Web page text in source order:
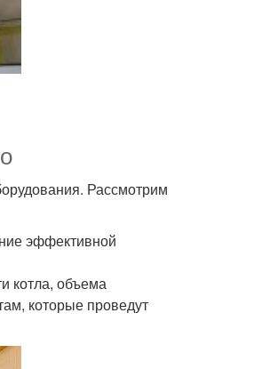
Рассмотрим
эффективной
котла, объема
которые проведут